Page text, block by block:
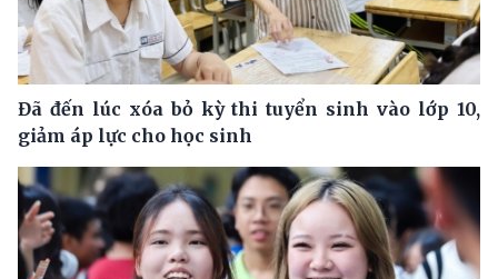
Đã đến lúc xóa bỏ kỳ thi tuyển sinh vào lớp 10,
giảm áp lực cho học sinh